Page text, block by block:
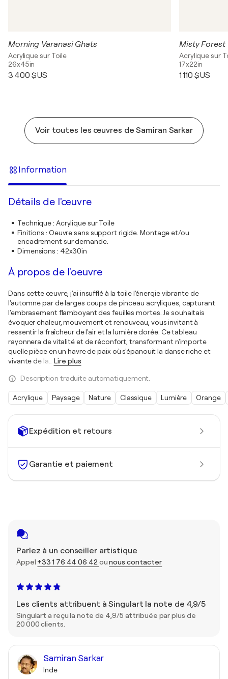
Expédition et retours
Garantie et paiement
Parlez à un conseiller artistique
Appel +33 1 76 44 06 42 ounous contacter
Les clients attribuent à Singulart la note de 4,9/5
Singulart a reçu la note de 4,9/5 attribuée par plus de
20 000 clients.
Samiran Sarkar
Inde
Morning Varanasi Ghats
Acrylique sur Toile
26x45in
3 400 $US
Misty Forest
Acrylique sur
17x22in
1 110 $US
Voir toutes les œuvres de Samiran Sarkar
Information
Détails de l'œuvre
Technique: Acrylique sur Toile
Finitions : Oeuvre sans support rigide. Montage et/ou
encadrement sur demande.
Dimensions : 42x30in
À propos de l'oeuvre
Dans cette œuvre, j'ai insufflé à la toile l'énergie vibrante de
l'automne par de larges coups de pinceau acryliques, capturant
l'embrasement flamboyant des feuilles mortes. Je souhaitais
évoquer chaleur, mouvement et renouveau, vous invitant à
ressentir la fraîcheur de l'air et la lumière dorée. Ce tableau
rayonnera de vitalité et de réconfort, transformant n'importe
quelle pièce en un havre de paix où s'épanouit la danse riche et
vivante de la
Lire plus
Description traduite automatiquement.
Acrylique Paysage Nature Classique Lumière Orange